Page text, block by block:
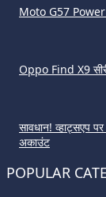
Moto G57 Power
Oppo Find X9
सावधान! व्हाट्सएप
अकाउंट
POPULAR